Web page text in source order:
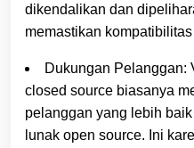
dikendalikan dan
memastikan
Dukungan Pelanggan:
closed source biasanya
pelanggan yang lebih
lunak open source. Ini